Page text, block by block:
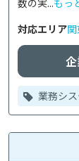
数の実...もっ
対応エリア
業務シ